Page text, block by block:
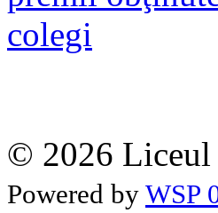
colegi
© 2026
Powered by WSP